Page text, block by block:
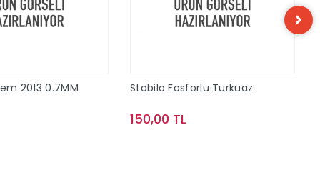
2013 0.7MM Stabilo Fosforlu Turkuaz
150,00 TL